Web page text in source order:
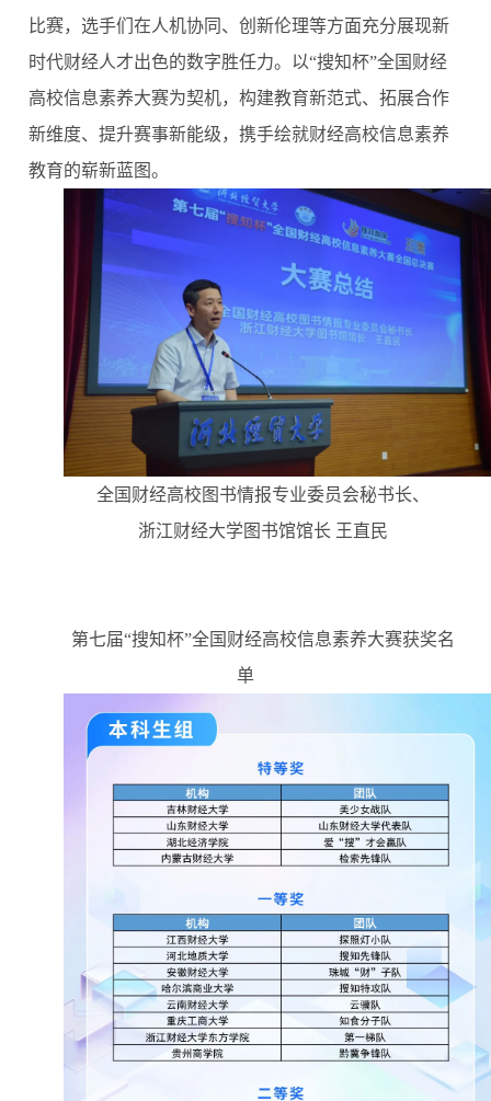
比赛，选手们在人机协同、创新伦理等方面充分展现新
时代财经人才出色的数字胜任力。以“搜知杯”全国财经
高校信息素养大赛为契机，构建教育新范式、拓展合作
新维度、提升赛事新能级，携手绘就财经高校信息素养
教育的崭新蓝图。
全国财经高校图书情报专业委员会秘书长、
浙江财经大学图书馆馆长 王直民
第七届“搜知杯”全国财经高校信息素养大赛获奖名
单